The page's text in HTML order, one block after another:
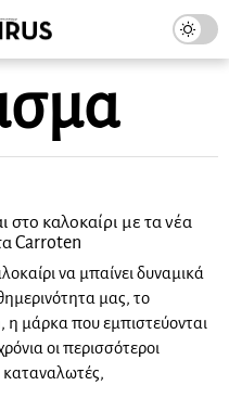
στο καλοκαίρι με τα νέα
Carroten
να μπαίνει δυναμικά
μας, το
η μάρκα που εμπιστεύονται
οι περισσότεροι